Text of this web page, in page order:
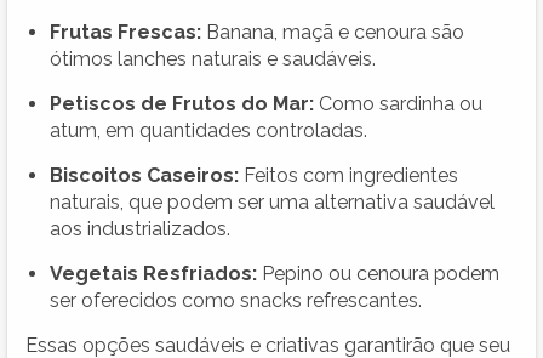
Frutas Frescas: Banana, maçã e cenoura são
ótimos lanches naturais e saudáveis.
Petiscos de Frutos do Mar: Como sardinha ou
atum, em quantidades controladas.
Biscoitos Caseiros: Feitos com ingredientes
naturais, que podem ser uma alternativa saudável
aos industrializados.
Vegetais Resfriados: Pepino ou cenoura podem
ser oferecidos como snacks refrescantes.
Essas opções saudáveis e criativas garantirão que seu